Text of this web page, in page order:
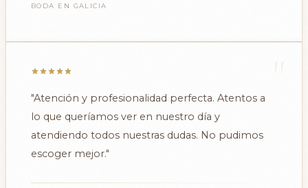
BODA EN GALICIA
"
"Atención y profesionalidad perfecta. Atentos a
lo que queríamos ver en nuestro día y
atendiendo todos nuestras dudas. No pudimos
escoger mejor."